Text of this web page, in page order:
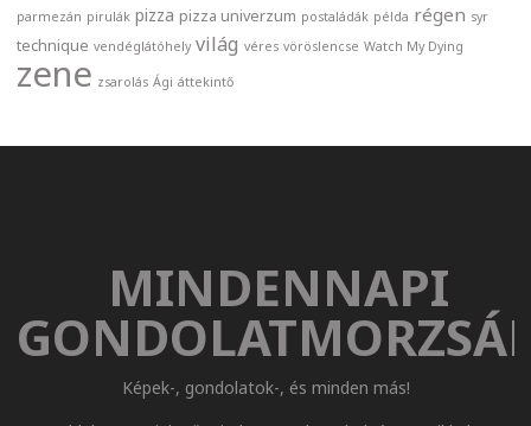
parmezán pirulák pizza pizza univerzum postaládák példa régen syr
technique vendéglátóhely világ véres vöröslencse Watch My Dying
zene zsarolás Ági áttekintő
MINDENNAPI
Képek-, gondolatok-, és minden más!